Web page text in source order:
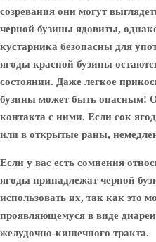
созревания они могут
черной бузины ядовиты,
кустарника безопасны для
ягоды красной бузины
состоянии. Даже легкое
бузины может быть опасным!
контакта с ними. Если сок
или в открытые раны,
Если у вас есть сомнения
ягоды принадлежат черной
использовать их, так как это
проявляющемуся в виде
желудочно-кишечного тракта.